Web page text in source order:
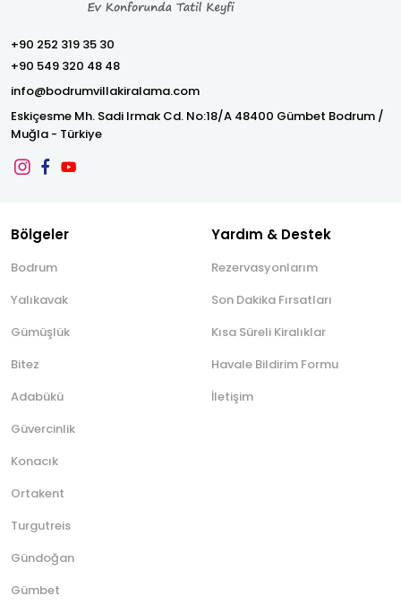
+90 252 319 35 30
+90 549 320 48 48
info@bodrumvillakiralama.com
Eskiçesme Mh. Sadi Irmak Cd. No:18/A 48400 Gümbet Bodrum /
Muğla - Türkiye
Bölgeler
Bodrum
Yalıkavak
Gümüşlük
Bitez
Adabükü
Güvercinlik
Konacık
Ortakent
Turgutreis
Gündoğan
Gümbet
Yardım & Destek
Rezervasyonlarım
Son Dakika Fırsatları
Kısa Süreli Kiralıklar
Havale Bildirim Formu
İletişim